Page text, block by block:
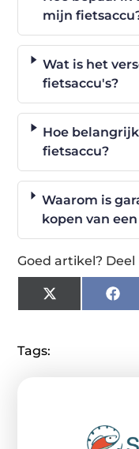
mijn
Wat is het
fietsaccu's?
Hoe
fietsaccu?
Waarom is
kopen van
Goed artikel?
X
(Twitter)
Tags: